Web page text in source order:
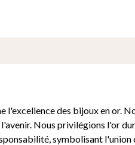
l'excellence des bijoux en or.
Nous privilégions l'or
symbolisant